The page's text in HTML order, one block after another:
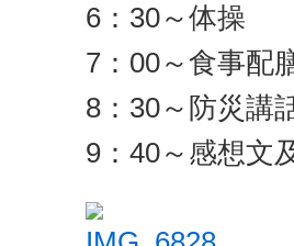
6：30～体操
7：00～食事配
8：30～防災講
9：40～感想文